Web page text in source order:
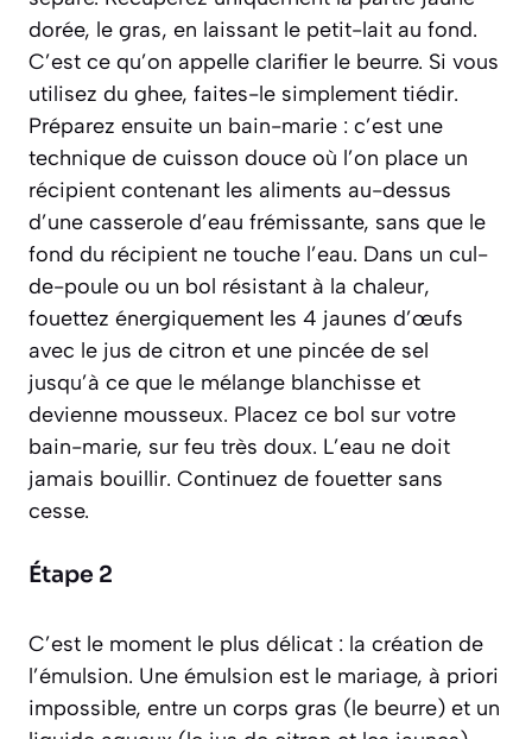
dorée, le gras, en laissant le petit-lait au fond.
C’est ce qu’on appelle clarifier le beurre. Si vous
utilisez du ghee, faites-le simplement tiédir.
Préparez ensuite un bain-marie : c’est une
technique de cuisson douce où l’on place un
récipient contenant les aliments au-dessus
d’une casserole d’eau frémissante, sans que le
fond du récipient ne touche l’eau. Dans un cul-
de-poule ou un bol résistant à la chaleur,
fouettez énergiquement les 4 jaunes d’œufs
avec le jus de citron et une pincée de sel
jusqu’à ce que le mélange blanchisse et
devienne mousseux. Placez ce bol sur votre
bain-marie, sur feu très doux. L’eau ne doit
jamais bouillir. Continuez de fouetter sans
cesse.
Étape 2
C’est le moment le plus délicat : la création de
l’émulsion. Une émulsion est le mariage, à priori
impossible, entre un corps gras (le beurre) et un